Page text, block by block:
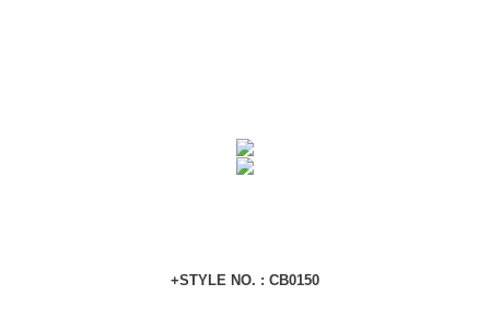
+STYLE NO. : CB0150